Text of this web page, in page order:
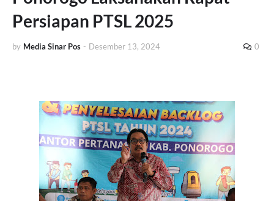
Persiapan PTSL 2025
by Media Sinar Pos - Desember 13, 2024 0